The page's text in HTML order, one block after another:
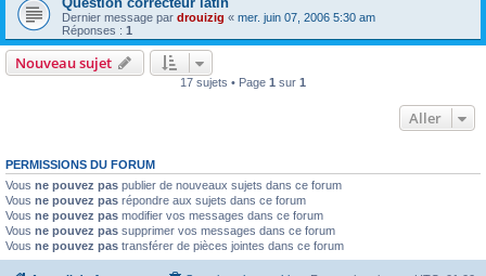
Dernier message par drouizig « mer. juin 07, 2006 5:30 am
Réponses : 1
Nouveau sujet
17 sujets • Page 1 sur 1
Aller
PERMISSIONS DU FORUM
Vous ne pouvez pas publier de nouveaux sujets dans ce forum
Vous ne pouvez pas répondre aux sujets dans ce forum
Vous ne pouvez pas modifier vos messages dans ce forum
Vous ne pouvez pas supprimer vos messages dans ce forum
Vous ne pouvez pas transférer de pièces jointes dans ce forum